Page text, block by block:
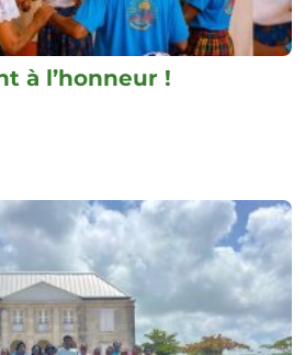
à l’honneur !